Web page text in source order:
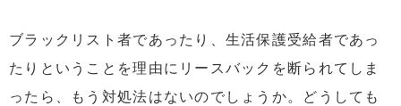
ブラックリスト者であったり、生活保護受給者であっ
たりということを理由にリースバックを断られてしま
ったら、もう対処法はないのでしょうか。どうしても